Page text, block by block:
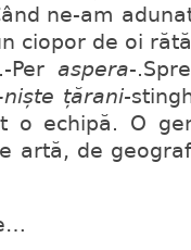
ne-am
ciopor de oi
Per aspera-
țărani-
o echipă. O
artă, de